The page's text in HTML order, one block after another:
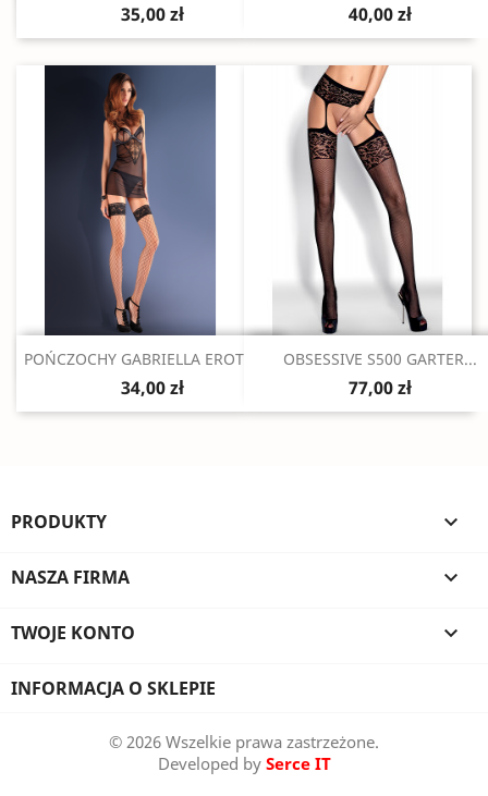
35,00 zł 40,00 zł
Szybki podgląd
POŃCZOCHY GABRIELLA EROTICA...
34,00 zł
Szybki podgląd
OBSESSIVE S500 GARTER...
77,00 zł
PRODUKTY 
NASZA FIRMA 
TWOJE KONTO 
INFORMACJA O SKLEPIE
© 2026 Wszelkie prawa zastrzeżone.
Developed by Serce IT